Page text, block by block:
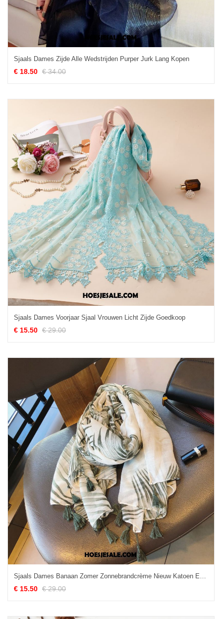
Sjaals Dames Zijde Alle Wedstrijden Purper Jurk Lang Kopen
€ 18.50 € 34.00
Sjaals Dames Voorjaar Sjaal Vrouwen Licht Zijde Goedkoop
€ 15.50 € 29.00
€ 15.50 € 29.00